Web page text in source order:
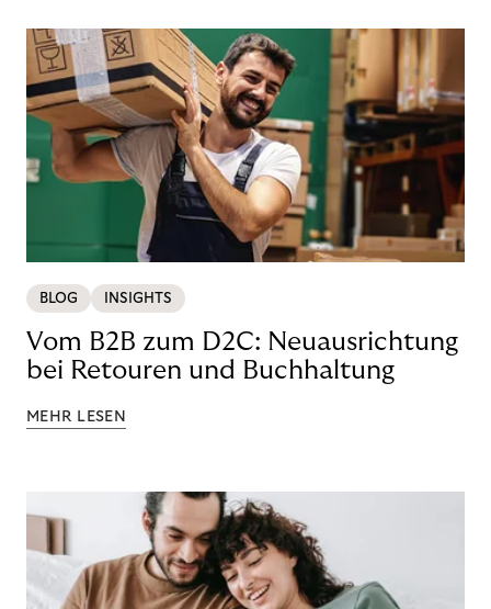
BLOG INSIGHTS
Vom B2B zum D2C: Neuausrichtung
bei Retouren und Buchhaltung
MEHR LESEN